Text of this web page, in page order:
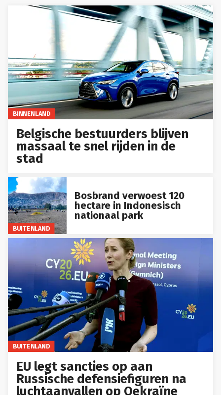
BINNENLAND
Belgische bestuurders blijven
massaal te snel rijden in de
stad
BUITENLAND
Bosbrand verwoest 120
hectare in Indonesisch
nationaal park
BUITENLAND
EU legt sancties op aan
Russische defensiefiguren na
luchtaanvallen op Oekraïne